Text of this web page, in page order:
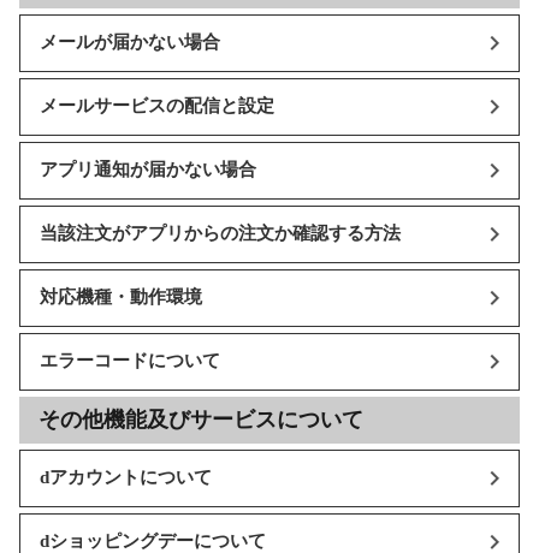
メールが届かない場合
メールサービスの配信と設定
アプリ通知が届かない場合
当該注文がアプリからの注文か確認する方法
対応機種・動作環境
エラーコードについて
その他機能及びサービスについて
dアカウントについて
dショッピングデーについて